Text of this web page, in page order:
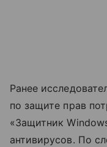
Ранее
по защите прав
«Защитник
антивирусов. По